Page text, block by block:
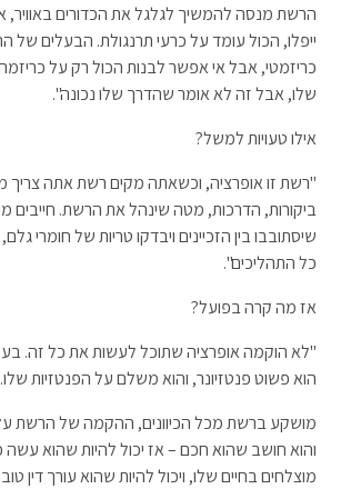
הרשת מנסה להמשיך לגלגל את הכדורים באוויר,
ייפלו, הכול עומד על כרעי תרנגולת. הבעלים של
כריזמטי, אבל אי אפשר לבנות הכול רק על
שלו, אבל זה לא אומר שהדרך שלו נכונה".
אילו טעויות למשל?
"רשת זו אופרציה, וכשאתה מקים רשת אתה צריך
ביקורות, הדרכות, מטה שינהל את הרשת. חייבים
שיסתובבו בין הזכיינים ויבדקו טריות של חומרי
כל התהליכים".
אז מה קרה בפועל?
"לא הוקמה אופרציה שתוכל לעשות את כל זה.
הוא פשוט פנטזיונר, והוא משלם על הפנטזיות
מושקע ברשת מכל הכיוונים, ההקמה של הרשת
והוא חושב שהוא חכם – אז יכול להיות שהוא
מוצלחים בחיים שלו, ויכול להיות שהוא עורך דין